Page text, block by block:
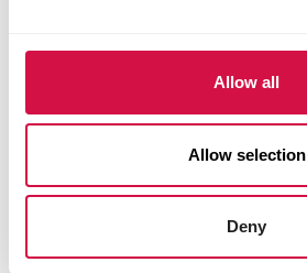
Allow all
Allow selection
Deny